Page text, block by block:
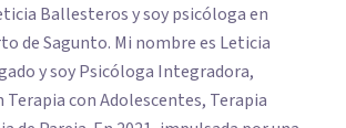
Ballesteros y soy psicóloga en
Mi nombre es Leticia
y soy Psicóloga Integradora,
Terapia con Adolescentes, Terapia